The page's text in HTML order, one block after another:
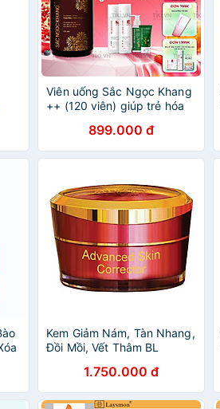
Viên uống Sắc Ngọc Khang
++ (120 viên) giúp trẻ hóa
nhang hiệu quả, tăng
cường tính đàn hồi cho làn
da, hỗ trợ cải thiện và phục
899.000 đ
Kem Giảm Nám, Tàn Nhang,
Đồi Mồi, Vết Thâm BL
1.750.000 đ